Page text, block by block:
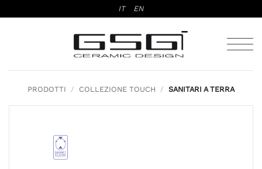
ai
IT EN
PRODOTTI / COLLEZIONE TOUCH / SANITARI A TERRA